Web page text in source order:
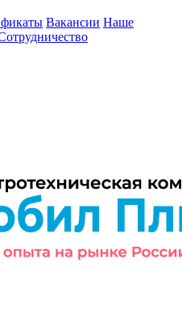
Вакансии Наше